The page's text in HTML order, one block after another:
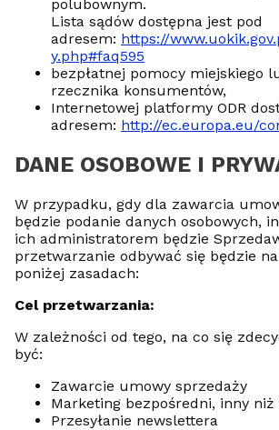
polubownym.
Lista sądów dostępna jest pod
adresem: https://
y.php#faq595
bezpłatnej pomocy miejskiego
rzecznika konsumentów,
Internetowej platformy ODR
adresem: http://ec.europa.eu/
DANE OSOBOWE I
W przypadku, gdy dla zawarcia
będzie podanie danych osobowych,
ich administratorem będzie
przetwarzanie odbywać się będzie
poniżej zasadach:
Cel przetwarzania:
W zależności od tego, na co się
być:
Zawarcie umowy sprzedaży
Marketing bezpośredni, inny
Przesyłanie newslettera